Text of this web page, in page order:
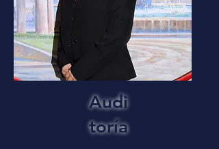
Audi
toría